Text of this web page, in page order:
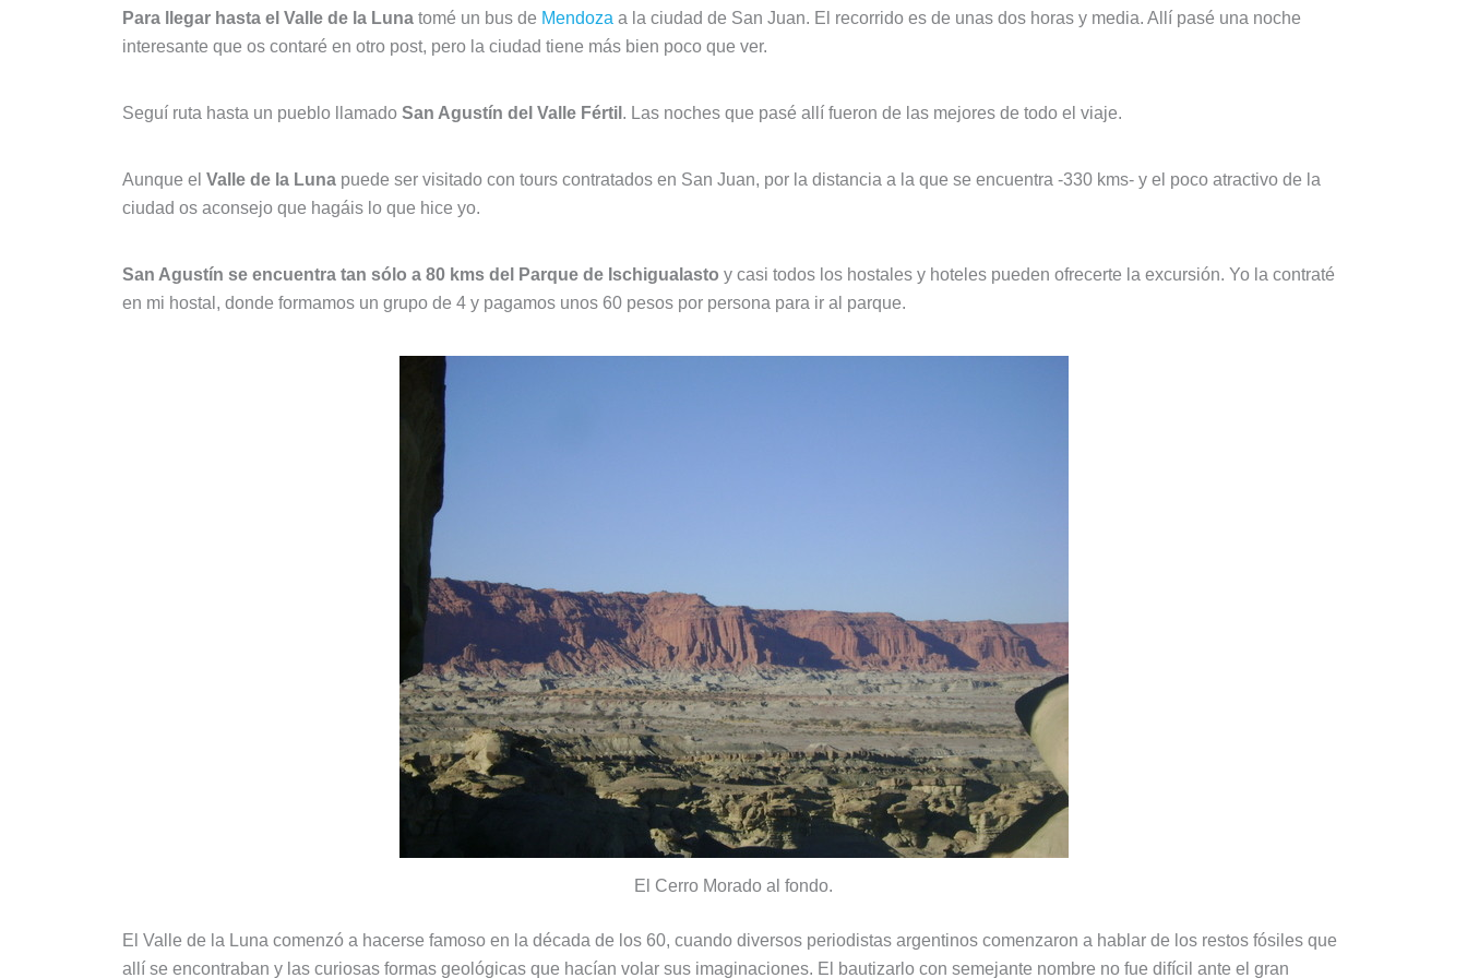
Para llegar hasta el Valle de la Luna tomé un bus de Mendoza a la ciudad de San Juan. El recorrido es de unas dos horas y media. Allí pasé una noche
interesante que os contaré en otro post, pero la ciudad tiene más bien poco que ver.
Seguí ruta hasta un pueblo llamado San Agustín del Valle Fértil . Las noches que pasé allí fueron de las mejores de todo el viaje.
Aunque el Valle de la Luna puede ser visitado con tours contratados en San Juan, por la distancia a la que se encuentra -330 kms- y el poco atractivo de la
ciudad os aconsejo que hagáis lo que hice yo.
San Agustín se encuentra tan sólo a 80 kms del Parque de Ischigualasto y casi todos los hostales y hoteles pueden ofrecerte la excursión. Yo la contraté
en mi hostal, donde formamos un grupo de 4 y pagamos unos 60 pesos por persona para ir al parque.
El Cerro Morado al fondo.
El Valle de la Luna comenzó a hacerse famoso en la década de los 60, cuando diversos periodistas argentinos comenzaron a hablar de los restos fósiles que
allí se encontraban y las curiosas formas geológicas que hacían volar sus imaginaciones. El bautizarlo con semejante nombre no fue difícil ante el gran